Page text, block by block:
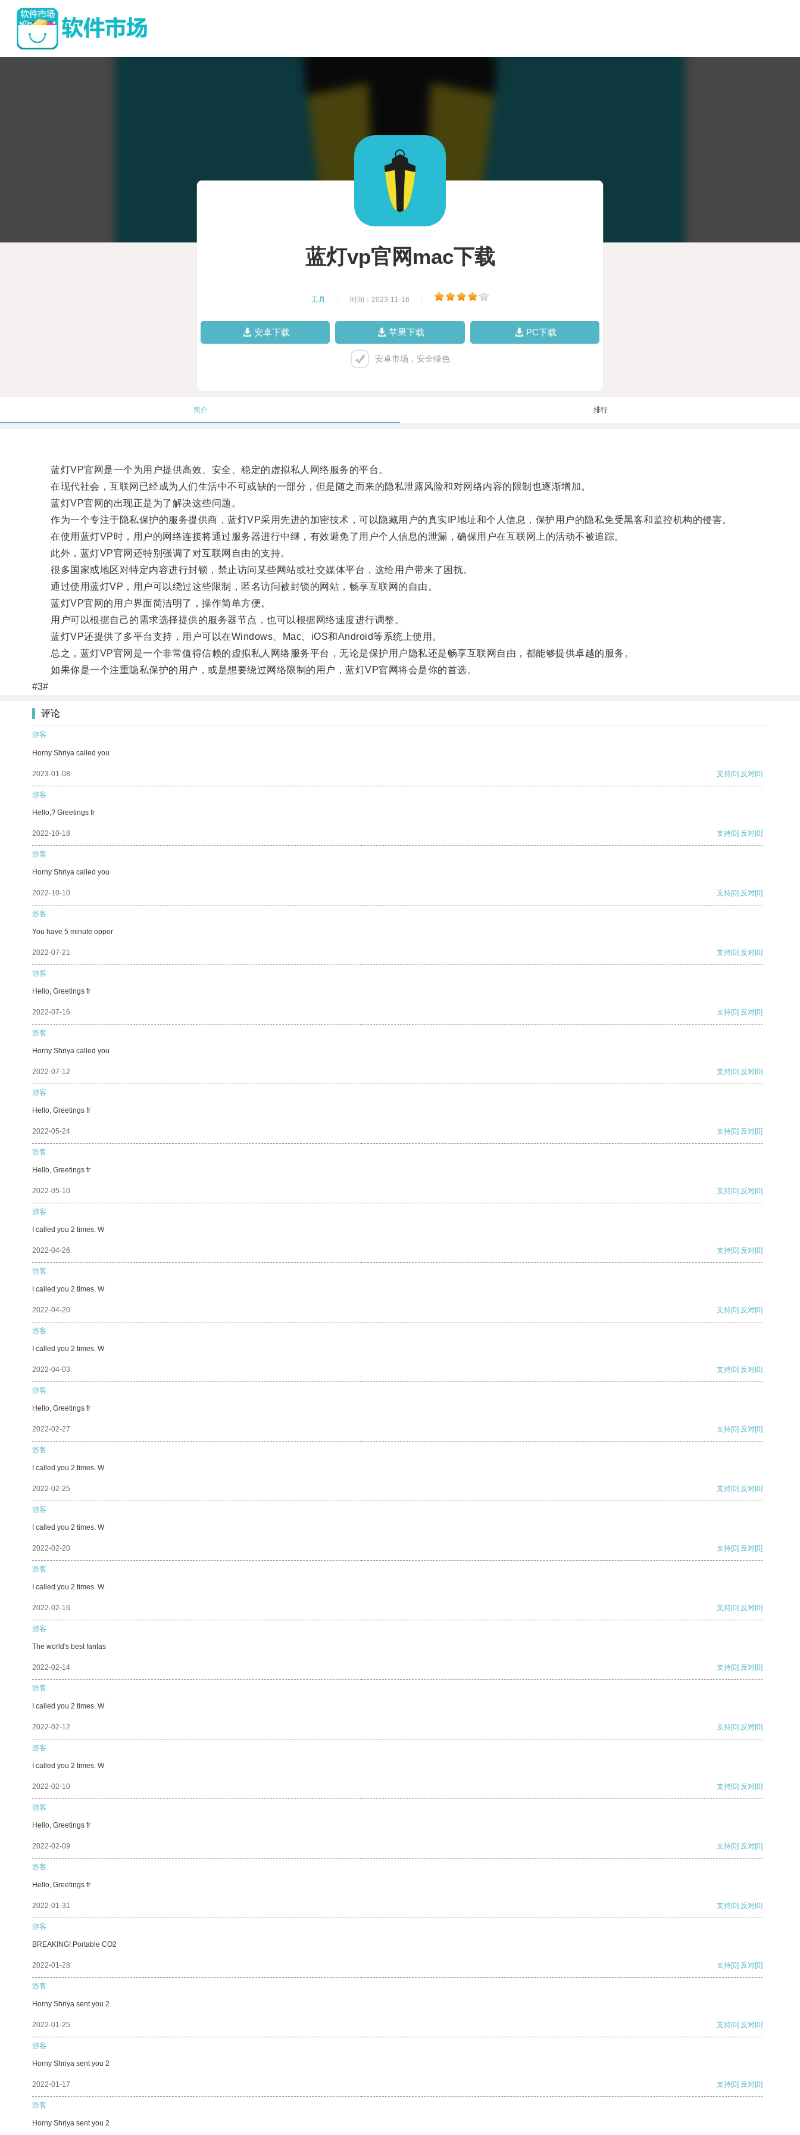
蓝灯vp官网mac下载
工具 时间：2023-11-16
安卓下载 苹果下载 PC下载
安卓市场，安全绿色
简介 排行
蓝灯VP官网是一个为用户提供高效、安全、稳定的虚拟私人网络服务的平台。
在现代社会，互联网已经成为人们生活中不可或缺的一部分，但是随之而来的隐私泄露风险和对网络内容的限制也逐渐增加。
蓝灯VP官网的出现正是为了解决这些问题。
作为一个专注于隐私保护的服务提供商，蓝灯VP采用先进的加密技术，可以隐藏用户的真实IP地址和个人信息，保护用户的隐私免受黑客和监控机构的侵害。
在使用蓝灯VP时，用户的网络连接将通过服务器进行中继，有效避免了用户个人信息的泄漏，确保用户在互联网上的活动不被追踪。
此外，蓝灯VP官网还特别强调了对互联网自由的支持。
很多国家或地区对特定内容进行封锁，禁止访问某些网站或社交媒体平台，这给用户带来了困扰。
通过使用蓝灯VP，用户可以绕过这些限制，匿名访问被封锁的网站，畅享互联网的自由。
蓝灯VP官网的用户界面简洁明了，操作简单方便。
用户可以根据自己的需求选择提供的服务器节点，也可以根据网络速度进行调整。
蓝灯VP还提供了多平台支持，用户可以在Windows、Mac、iOS和Android等系统上使用。
总之，蓝灯VP官网是一个非常值得信赖的虚拟私人网络服务平台，无论是保护用户隐私还是畅享互联网自由，都能够提供卓越的服务。
如果你是一个注重隐私保护的用户，或是想要绕过网络限制的用户，蓝灯VP官网将会是你的首选。
#3#
评论
游客
Horny Shriya called you
2023-01-08 支持[0] 反对[0]
游客
Hello,? Greetings fr
2022-10-18 支持[0] 反对[0]
游客
Horny Shriya called you
2022-10-10 支持[0] 反对[0]
游客
You have 5 minute oppor
2022-07-21 支持[0] 反对[0]
游客
Hello, Greetings fr
2022-07-16 支持[0] 反对[0]
游客
Horny Shriya called you
2022-07-12 支持[0] 反对[0]
游客
Hello, Greetings fr
2022-05-24 支持[0] 反对[0]
游客
Hello, Greetings fr
2022-05-10 支持[0] 反对[0]
游客
I called you 2 times. W
2022-04-26 支持[0] 反对[0]
游客
I called you 2 times. W
2022-04-20 支持[0] 反对[0]
游客
I called you 2 times. W
2022-04-03 支持[0] 反对[0]
游客
Hello, Greetings fr
2022-02-27 支持[0] 反对[0]
游客
I called you 2 times. W
2022-02-25 支持[0] 反对[0]
游客
I called you 2 times. W
2022-02-20 支持[0] 反对[0]
游客
I called you 2 times. W
2022-02-16 支持[0] 反对[0]
游客
The world's best fantas
2022-02-14 支持[0] 反对[0]
游客
I called you 2 times. W
2022-02-12 支持[0] 反对[0]
游客
I called you 2 times. W
2022-02-10 支持[0] 反对[0]
游客
Hello, Greetings fr
2022-02-09 支持[0] 反对[0]
游客
Hello, Greetings fr
2022-01-31 支持[0] 反对[0]
游客
BREAKING! Portable CO2
2022-01-28 支持[0] 反对[0]
游客
Horny Shriya sent you 2
2022-01-25 支持[0] 反对[0]
游客
Horny Shriya sent you 2
2022-01-17 支持[0] 反对[0]
游客
Horny Shriya sent you 2